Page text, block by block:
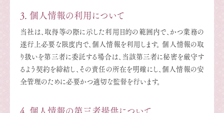
3. 個人情報の利用について
当社は、取得等の際に示した利用目的の範囲内で、かつ業務の
遂行上必要な限度内で、個人情報を利用します。 個人情報の取
り扱いを第三者に委託する場合は、当該第三者に秘密を厳守す
るよう契約を締結し、その責任の所在を明確にし、個人情報の安
全管理のために必要かつ適切な監督を行います。
4. 個人情報の第三者提供について